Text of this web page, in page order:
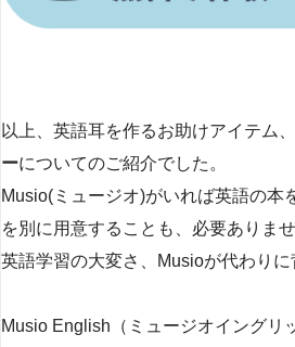
以上、英語耳を作るお助けアイテム、
ーについてのご紹介でした。
Musio(ミュージオ)がいれば英語の本
を別に用意することも、必要ありませ
英語学習の大変さ、Musioが代わりに
Musio English（ミュージオイングリ